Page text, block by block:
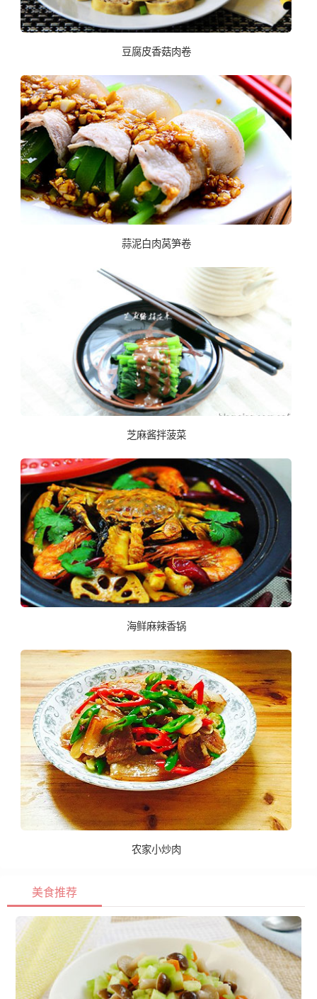
豆腐皮香菇肉卷
蒜泥白肉莴笋卷
芝麻酱拌菠菜
海鲜麻辣香锅
农家小炒肉
美食推荐